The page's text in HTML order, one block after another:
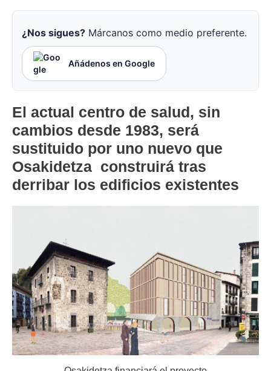
¿Nos sigues? Márcanos como medio preferente.
Añádenos en Google
El actual centro de salud, sin
cambios desde 1983, será
sustituido por uno nuevo que
Osakidetza construirá tras
derribar los edificios existentes